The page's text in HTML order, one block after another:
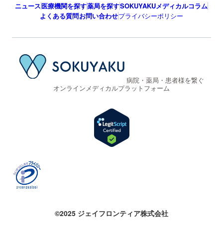
ニュース医療機関を探す薬局を探すSOKUYAKUメディカルコラム
よくある質問お問い合わせプライバシーポリシー
病院・薬局・患者様を繋ぐ
オンラインメディカルプラットフォーム
©2025 ジェイフロンティア株式会社